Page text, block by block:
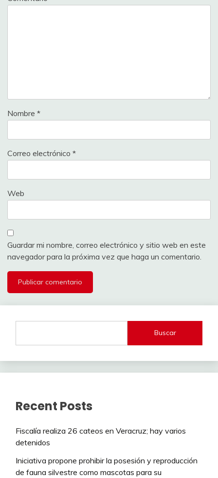
Nombre *
Correo electrónico *
Web
Guardar mi nombre, correo electrónico y sitio web en este
navegador para la próxima vez que haga un comentario.
Buscar
Recent Posts
Fiscalía realiza 26 cateos en Veracruz; hay varios
detenidos
Iniciativa propone prohibir la posesión y reproducción
de fauna silvestre como mascotas para su